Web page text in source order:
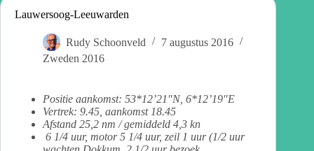
Lauwersoog-Leeuwarden
Rudy Schoonveld
7 augustus 2016
Zweden 2016
Positie aankomst: 53*12’21″N, 6*12’19″E
Vertrek: 9.45, aankomst 18.45
Afstand 25,2 nm / gemiddeld 4,3 kn
6 1/4 uur, motor 5 1/4 uur, zeil 1 uur (1/2 uur